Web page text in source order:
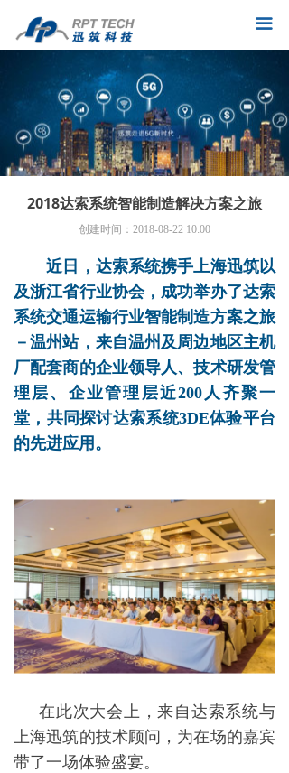
끀
网站首页
解决方案
迅筑杂谈
新闻动态
招纳贤才
2018达索系统智能制造解决方案之旅
近日，达索系统携手上海迅筑以
及浙江省行业协会，成功举办了达索
系统交通运输行业智能制造方案之旅
－温州站，来自温州及周边地区主机
厂配套商的企业领导人、技术研发管
理层、企业管理层近200人齐聚一
堂，共同探讨达索系统3DE体验平台
的先进应用。
在此次大会上，来自达索系统与
上海迅筑的技术顾问，为在场的嘉宾
带了一场体验盛宴。
创建时间： 2018-08-22 10:00